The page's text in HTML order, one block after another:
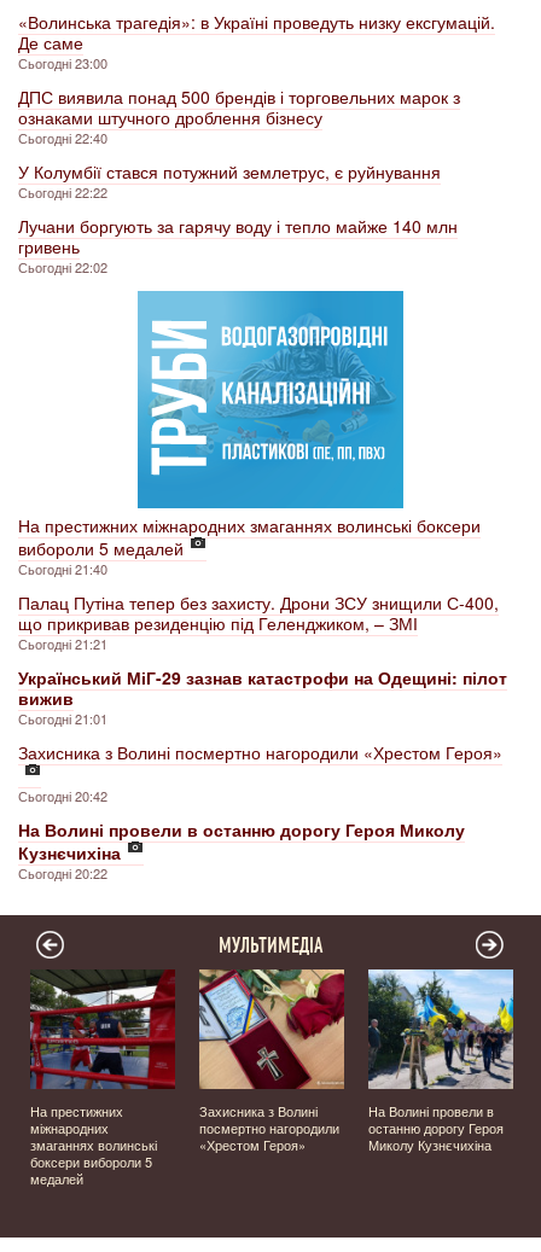
«Волинська трагедія»: в Україні проведуть низку ексгумацій.
Де саме
Сьогодні 23:00
ДПС виявила понад 500 брендів і торговельних марок з
ознаками штучного дроблення бізнесу
Сьогодні 22:40
У Колумбії стався потужний землетрус, є руйнування
Сьогодні 22:22
Лучани боргують за гарячу воду і тепло майже 140 млн
гривень
Сьогодні 22:02
На престижних міжнародних змаганнях волинські боксери
вибороли 5 медалей
Сьогодні 21:40
Палац Путіна тепер без захисту. Дрони ЗСУ знищили С-400,
що прикривав резиденцію під Геленджиком, – ЗМІ
Сьогодні 21:21
Український МіГ-29 зазнав катастрофи на Одещині: пілот
вижив
Сьогодні 21:01
Захисника з Волині посмертно нагородили «Хрестом Героя»
Сьогодні 20:42
На Волині провели в останню дорогу Героя Миколу
Кузнєчихіна
Сьогодні 20:22
МУЛЬТИМЕДІА
На престижних
міжнародних
змаганнях волинські
боксери вибороли 5
медалей
Захисника з Волині
посмертно нагородили
«Хрестом Героя»
На Волині провели в
останню дорогу Героя
Миколу Кузнєчихіна